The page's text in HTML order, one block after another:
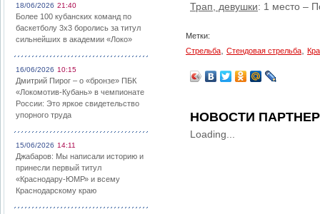
18/06/2026 21:40
Более 100 кубанских команд по
баскетболу 3х3 боролись за титул
сильнейших в академии «Локо»
16/06/2026 10:15
Дмитрий Пирог – о «бронзе» ПБК
«Локомотив-Кубань» в чемпионате
России: Это яркое свидетельство
упорного труда
15/06/2026 14:11
Джабаров: Мы написали историю и
принесли первый титул
«Краснодару-ЮМР» и всему
Краснодарскому краю
Трап, девушки: 1 место –
Метки:
Стрельба
Стендовая стрельба
НОВОСТИ
Loading...